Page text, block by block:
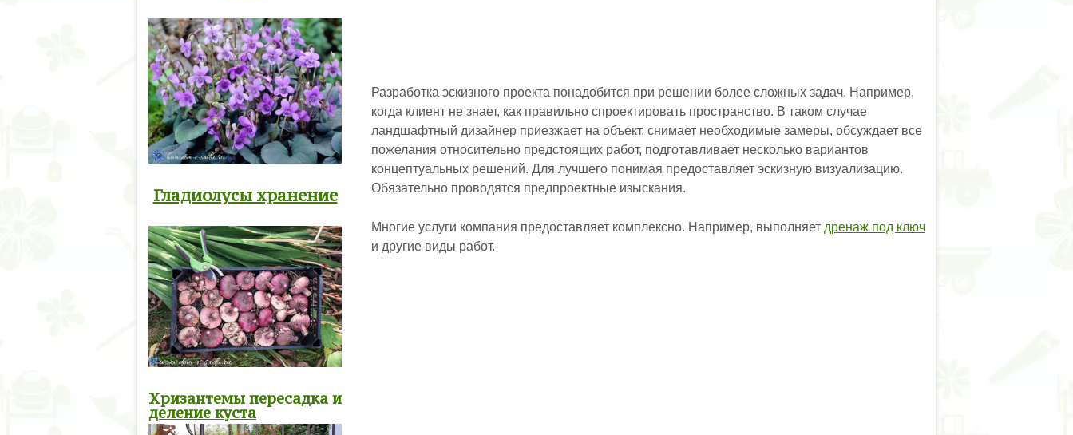
Разработка эскизного проекта понадобится при решении более сложных задач. Например,
когда клиент не знает, как правильно спроектировать пространство. В таком случае
ландшафтный дизайнер приезжает на объект, снимает необходимые замеры, обсуждает все
пожелания относительно предстоящих работ, подготавливает несколько вариантов
концептуальных решений. Для лучшего понимая предоставляет эскизную визуализацию.
Обязательно проводятся предпроектные изыскания.
Многие услуги компания предоставляет комплексно. Например, выполняет дренаж под ключ
и другие виды работ.
Гладиолусы хранение
Хризантемы пересадка и
деление куста